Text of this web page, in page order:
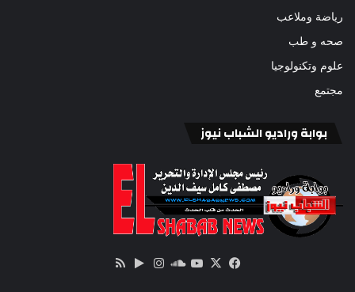
رياضة وملاعب
صحه و طب
علوم وتكنولوجيا
مجتمع
بوابة وراديو الشباب نيوز
فيسبوك
‫X
‫YouTube
ساوندانستقرام‏Google